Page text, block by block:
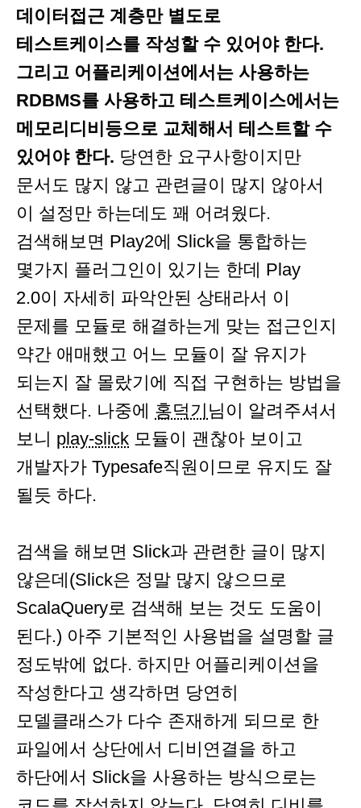
데이터접근 계층만 별도로
테스트케이스를 작성할 수 있어야 한다.
그리고 어플리케이션에서는 사용하는
RDBMS를 사용하고 테스트케이스에서는
메모리디비등으로 교체해서 테스트할 수
있어야 한다. 당연한 요구사항이지만
문서도 많지 않고 관련글이 많지 않아서
이 설정만 하는데도 꽤 어려웠다.
검색해보면 Play2에 Slick을 통합하는
몇가지 플러그인이 있기는 한데 Play
2.0이 자세히 파악안된 상태라서 이
문제를 모듈로 해결하는게 맞는 접근인지
약간 애매했고 어느 모듈이 잘 유지가
되는지 잘 몰랐기에 직접 구현하는 방법을
선택했다. 나중에 홍덕기 님이 알려주셔서
보니 play-slick 모듈이 괜찮아 보이고
개발자가 Typesafe직원이므로 유지도 잘
될듯 하다.
검색을 해보면 Slick과 관련한 글이 많지
않은데(Slick은 정말 많지 않으므로
ScalaQuery로 검색해 보는 것도 도움이
된다.) 아주 기본적인 사용법을 설명할 글
정도밖에 없다. 하지만 어플리케이션을
작성한다고 생각하면 당연히
모델클래스가 다수 존재하게 되므로 한
파일에서 상단에서 디비연결을 하고
하단에서 Slick을 사용하는 방식으로는